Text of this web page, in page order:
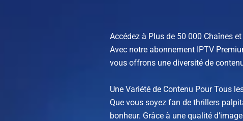
Accédez à Plus de 50 000 Chaînes
Avec notre abonnement IPTV
vous offrons une diversité de
Une Variété de Contenu Pour Tous
Que vous soyez fan de thrillers
bonheur. Grâce à une qualité